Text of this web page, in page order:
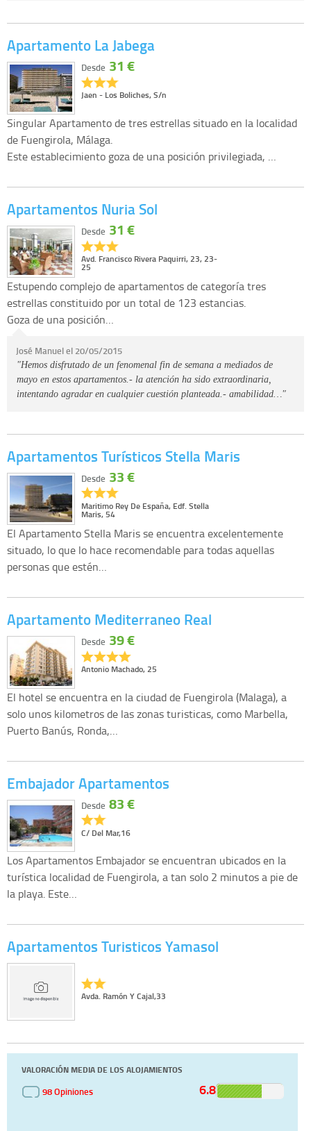
Apartamento La Jabega
Jaen - Los Boliches, S/n
Desde 31 €
Singular Apartamento de tres estrellas situado en la localidad
de Fuengirola, Málaga.
Este establecimiento goza de una posición privilegiada, …
Apartamentos Nuria Sol
Avd. Francisco Rivera Paquirri, 23, 23-
25
Desde 31 €
Estupendo complejo de apartamentos de categoría tres
estrellas constituido por un total de 123 estancias.
Goza de una posición…
José Manuel el 20/05/2015
"Hemos disfrutado de un fenomenal fin de semana a mediados de
mayo en estos apartamentos.- la atención ha sido extraordinaria,
intentando agradar en cualquier cuestión planteada.- amabilidad…"
Apartamentos Turísticos Stella Maris
Maritimo Rey De España, Edf. Stella
Maris, 54
Desde 33 €
El Apartamento Stella Maris se encuentra excelentemente
situado, lo que lo hace recomendable para todas aquellas
personas que estén…
Apartamento Mediterraneo Real
Antonio Machado, 25
Desde 39 €
El hotel se encuentra en la ciudad de Fuengirola (Malaga), a
solo unos kilometros de las zonas turisticas, como Marbella,
Puerto Banús, Ronda,…
Embajador Apartamentos
C/ Del Mar,16
Desde 83 €
Los Apartamentos Embajador se encuentran ubicados en la
turística localidad de Fuengirola, a tan solo 2 minutos a pie de
la playa. Este…
Apartamentos Turisticos Yamasol
Avda. Ramón Y Cajal,33
VALORACIÓN MEDIA DE LOS ALOJAMIENTOS
98 Opiniones
6.8